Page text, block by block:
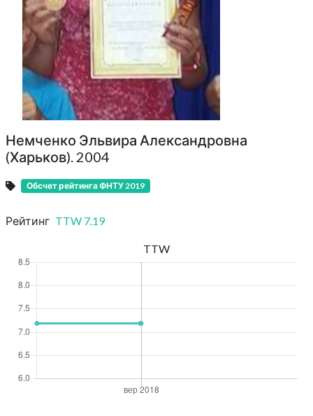
Немченко Эльвира Александровна
(Харьков). 2004
Обсчет рейтинга ФНТУ 2019
Рейтинг TTW 7.19
TTW